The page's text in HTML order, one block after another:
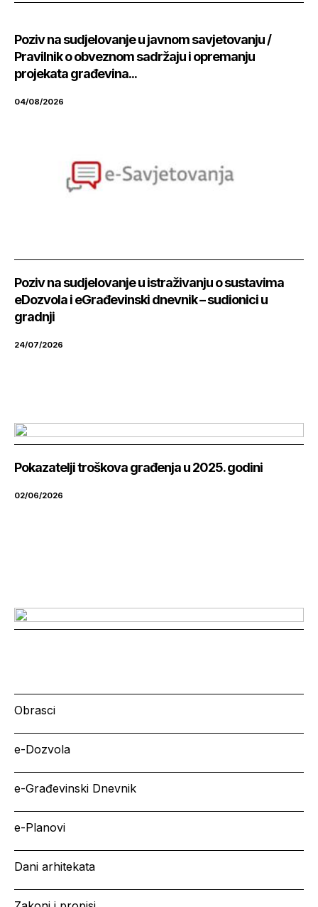
Poziv na sudjelovanje u javnom savjetovanju /
Pravilnik o obveznom sadržaju i opremanju
projekata građevina...
04/08/2026
Poziv na sudjelovanje u istraživanju o sustavima
eDozvola i eGrađevinski dnevnik – sudionici u
gradnji
24/07/2026
Pokazatelji troškova građenja u 2025. godini
02/06/2026
Obrasci
e-Dozvola
e-Građevinski Dnevnik
e-Planovi
Dani arhitekata